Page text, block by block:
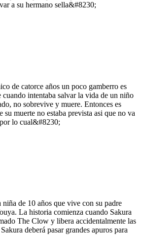
a su hermano sella&#8230;
de catorce años un poco gamberro es
intentaba salvar la vida de un niño
no sobrevive y muere. Entonces es
su muerte no estaba prevista asi que no va
lo cual&#8230;
de 10 años que vive con su padre
La historia comienza cuando Sakura
The Clow y libera accidentalmente las
deberá pasar grandes apuros para